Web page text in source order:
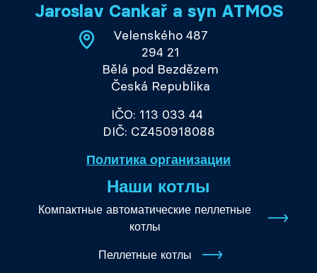
Jaroslav Cankař a syn ATMOS
Velenského 487
294 21
Bělá pod Bezdězem
Česká Republika
IČO: 113 033 44
DIČ: CZ450918088
Политика организации
Наши котлы
Компактные автоматические пеллетные
котлы
Пеллетные котлы